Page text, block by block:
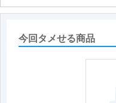
今回タメせる商品